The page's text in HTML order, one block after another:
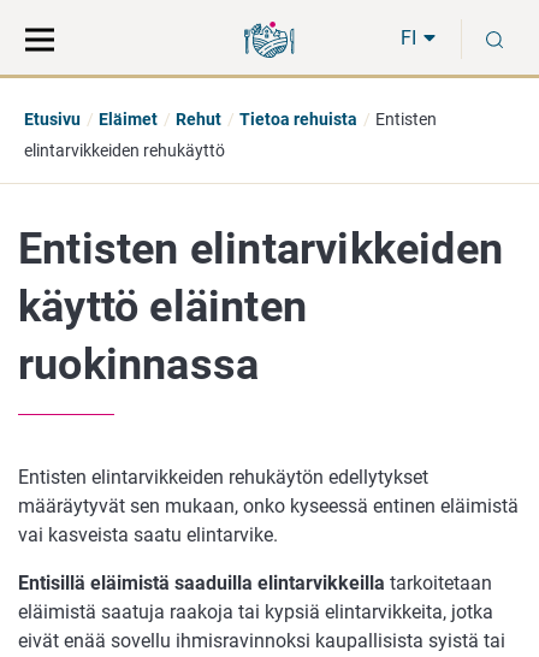
suoraan
sisältöön
koko
sivuston
FI
Etusivu Eläimet Rehut Tietoa rehuista
Entisten
elintarvikkeiden rehukäyttö
Entisten elintarvikkeiden
käyttö eläinten
ruokinnassa
Entisten elintarvikkeiden rehukäytön edellytykset
määräytyvät sen mukaan, onko kyseessä entinen eläimistä
vai kasveista saatu elintarvike.
Entisillä eläimistä saaduilla elintarvikkeilla tarkoitetaan
eläimistä saatuja raakoja tai kypsiä elintarvikkeita, jotka
eivät enää sovellu ihmisravinnoksi kaupallisista syistä tai